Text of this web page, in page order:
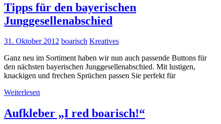
Tipps für den bayerischen
Junggesellenabschied
31. Oktober 2012 boarisch Kreatives
Ganz neu im Sortiment haben wir nun auch passende Buttons für
den nächsten bayerischen Junggesellenabschied. Mit lustigen,
knackigen und frechen Sprüchen passen Sie perfekt für
Weiterlesen
Aufkleber „I red boarisch!“